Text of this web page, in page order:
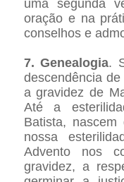
uma segunda
oração e na
conselhos e
7. Genealogia.
descendência
a gravidez de
Até a
Batista,
nossa
Advento nos
gravidez, a